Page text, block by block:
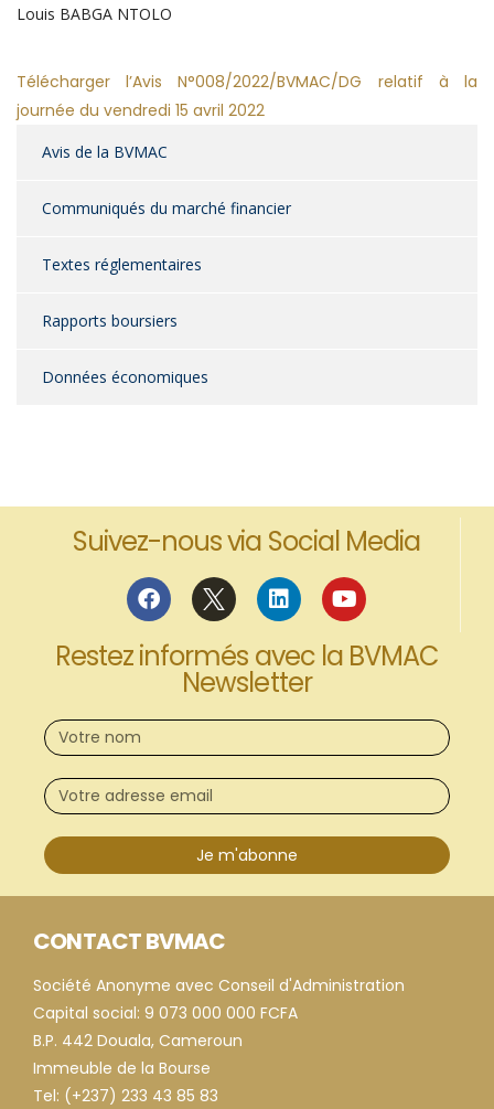
Louis BABGA NTOLO
Téléchargerl’Avis N°008/2022/BVMAC/DG relatif à la
journée du vendredi 15 avril 2022
Avis de la BVMAC
Communiqués du marché financier
Textes réglementaires
Rapports boursiers
Données économiques
Suivez-nous via Social Media
Restez informés avec la BVMAC
Newsletter
Je m'abonne
CONTACT BVMAC
Société Anonyme avec Conseil d'Administration
Capital social: 9 073 000 000 FCFA
B.P. 442 Douala, Cameroun
Immeuble de la Bourse
Tel: (+237) 233 43 85 83